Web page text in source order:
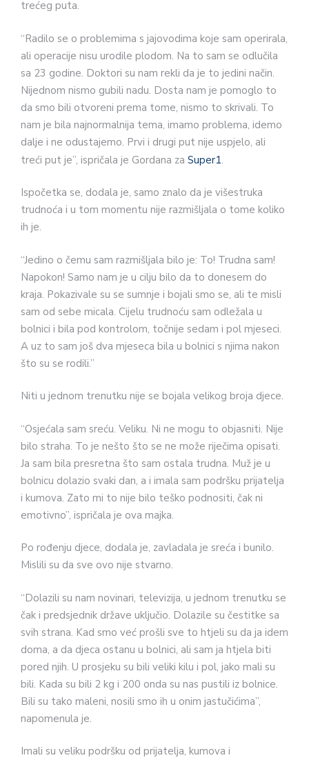
trećeg puta.
“Radilo se o problemima s jajovodima koje sam operirala,
ali operacije nisu urodile plodom. Na to sam se odlučila
sa 23 godine. Doktori su nam rekli da je to jedini način.
Nijednom nismo gubili nadu. Dosta nam je pomoglo to
da smo bili otvoreni prema tome, nismo to skrivali. To
nam je bila najnormalnija tema, imamo problema, idemo
dalje i ne odustajemo. Prvi i drugi put nije uspjelo, ali
treći put je”, ispričala je Gordana za Super1.
Ispočetka se, dodala je, samo znalo da je višestruka
trudnoća i u tom momentu nije razmišljala o tome koliko
ih je.
“Jedino o čemu sam razmišljala bilo je: To! Trudna sam!
Napokon! Samo nam je u cilju bilo da to donesem do
kraja. Pokazivale su se sumnje i bojali smo se, ali te misli
sam od sebe micala. Cijelu trudnoću sam odležala u
bolnici i bila pod kontrolom, točnije sedam i pol mjeseci.
A uz to sam još dva mjeseca bila u bolnici s njima nakon
što su se rodili.”
Niti u jednom trenutku nije se bojala velikog broja djece.
“Osjećala sam sreću. Veliku. Ni ne mogu to objasniti. Nije
bilo straha. To je nešto što se ne može riječima opisati.
Ja sam bila presretna što sam ostala trudna. Muž je u
bolnicu dolazio svaki dan, a i imala sam podršku prijatelja
i kumova. Zato mi to nije bilo teško podnositi, čak ni
emotivno”, ispričala je ova majka.
Po rođenju djece, dodala je, zavladala je sreća i bunilo.
Mislili su da sve ovo nije stvarno.
“Dolazili su nam novinari, televizija, u jednom trenutku se
čak i predsjednik države uključio. Dolazile su čestitke sa
svih strana. Kad smo već prošli sve to htjeli su da ja idem
doma, a da djeca ostanu u bolnici, ali sam ja htjela biti
pored njih. U prosjeku su bili veliki kilu i pol, jako mali su
bili. Kada su bili 2 kg i 200 onda su nas pustili iz bolnice.
Bili su tako maleni, nosili smo ih u onim jastučićima”,
napomenula je.
Imali su veliku podršku od prijatelja, kumova i